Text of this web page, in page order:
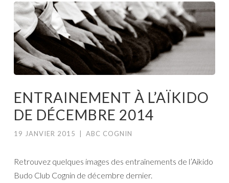
ENTRAINEMENT À L’AÏKIDO
DE DÉCEMBRE 2014
19 JANVIER 2015 ABC COGNIN
Retrouvez quelques images des entraînements de l’Aikido
Budo Club Cognin de décembre dernier.